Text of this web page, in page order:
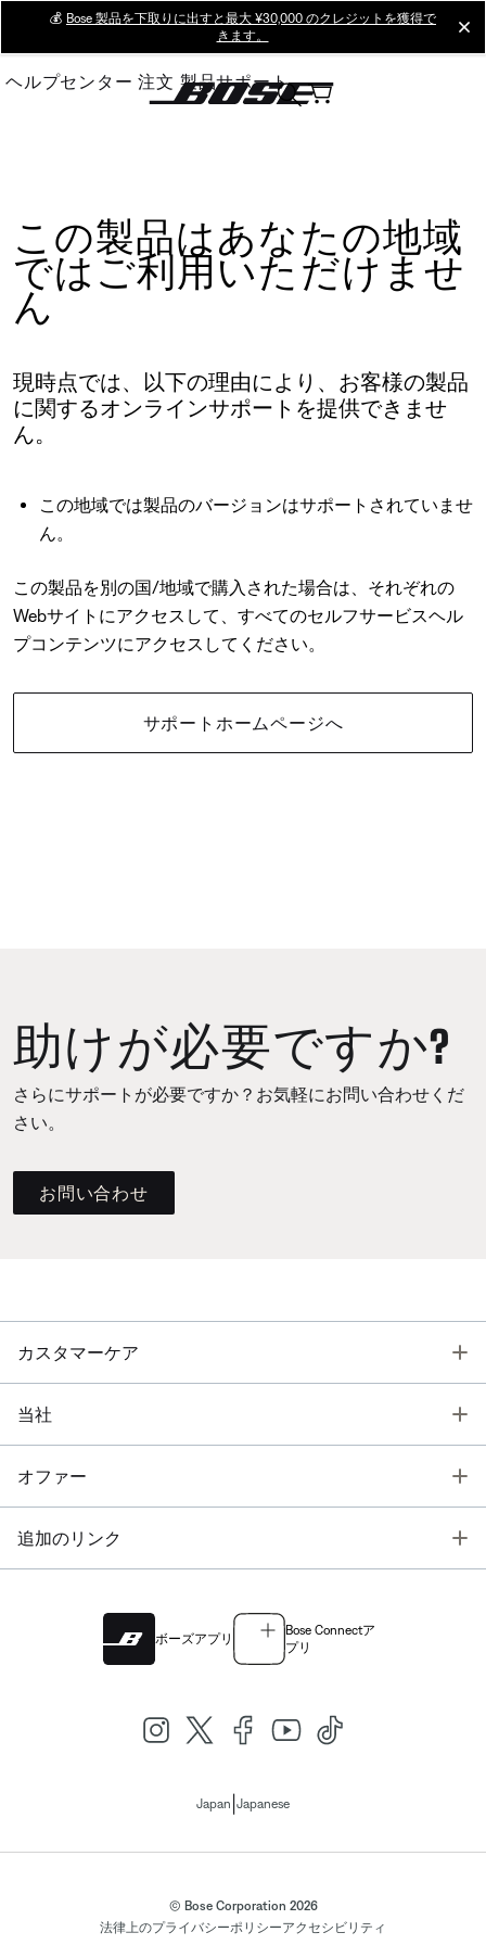
Main
💰 Bose 製品を下取りに出すと最大 ¥30,000 のクレジットを獲得で
きます。
ヘルプセンター 注文 製品サポート
この製品はあなたの地域
ではご利用いただけませ
ん
現時点では、以下の理由により、お客様の製品
に関するオンラインサポートを提供できませ
ん。
この地域では製品のバージョンはサポートされていませ
ん。
この製品を別の国/地域で購入された場合は、それぞれの
Webサイトにアクセスして、すべてのセルフサービスヘル
プコンテンツにアクセスしてください。
サポートホームページへ
助けが必要ですか?
さらにサポートが必要ですか？お気軽にお問い合わせくだ
さい。
お問い合わせ
カスタマーケア
当社
オファー
追加のリンク
ボーズアプリ
Bose Connectア
プリ
Japan Japanese
© Bose Corporation 2026
法律上のプライバシーポリシーアクセシビリティ